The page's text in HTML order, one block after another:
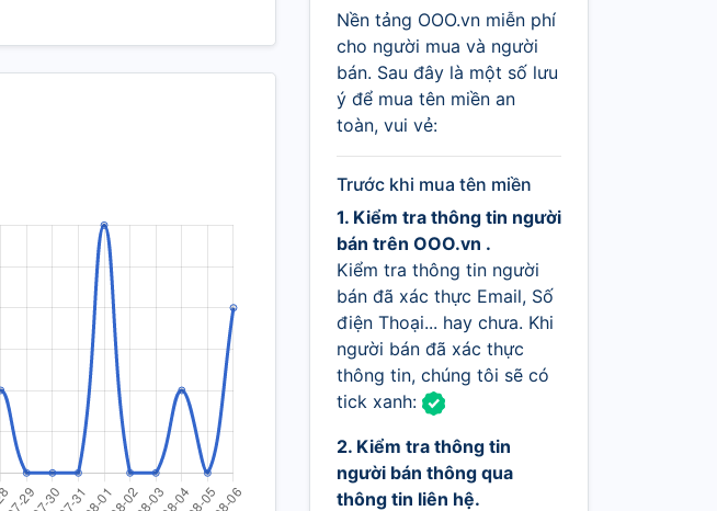
Nền tảng OOO.vn miễn phí
cho người mua và người
bán. Sau đây là một số lưu
ý để mua tên miền an
toàn, vui vẻ:
Trước khi mua tên miền
1. Kiểm tra thông tin người
bán trên OOO.vn .
Kiểm tra thông tin người
bán đã xác thực Email, Số
điện Thoại... hay chưa. Khi
người bán đã xác thực
thông tin, chúng tôi sẽ có
tick xanh:
2. Kiểm tra thông tin
người bán thông qua
thông tin liên hệ.